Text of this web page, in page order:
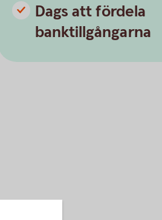
Dags att fördela
banktillgångarna